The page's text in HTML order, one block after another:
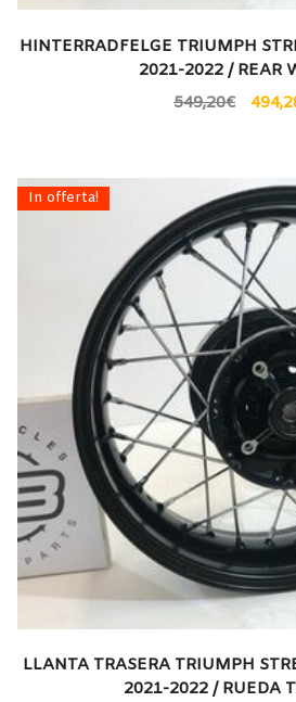
HINTERRADFELGE TRIUMPH
2021-2022 / REAR
549,20€
In offerta!
LLANTA TRASERA TRIUMPH
2021-2022 / RUEDA